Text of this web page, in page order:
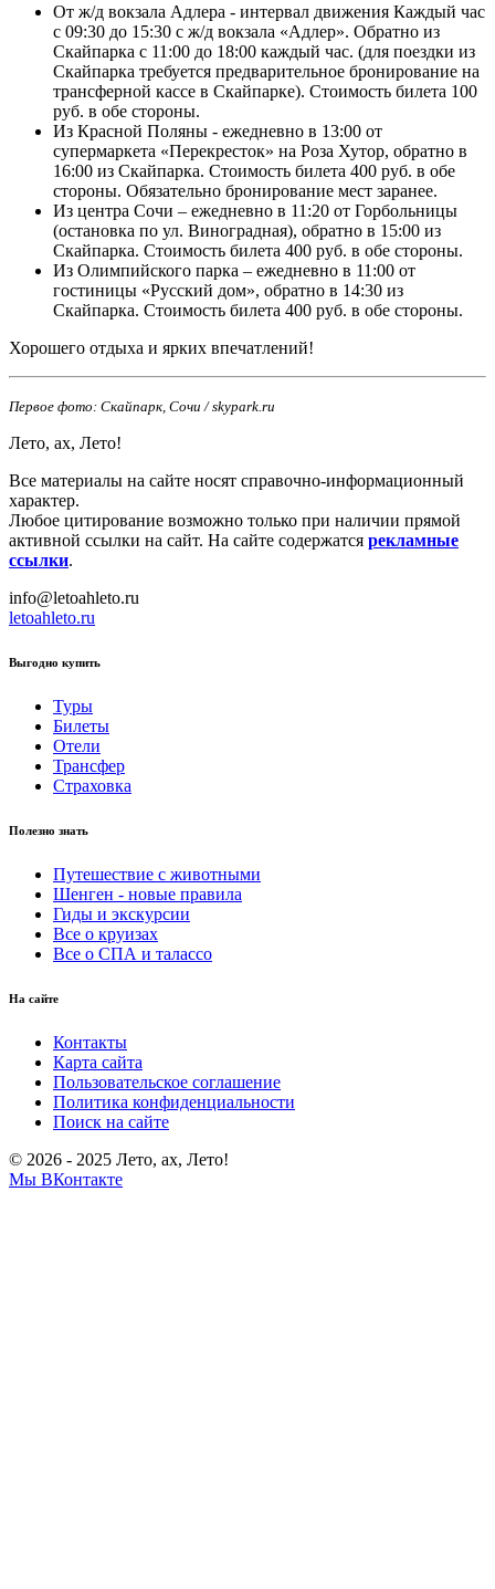
От ж/д вокзала Адлера - интервал движения Каждый час
с 09:30 до 15:30 с ж/д вокзала «Адлер». Обратно из
Скайпарка с 11:00 до 18:00 каждый час. (для поездки из
Скайпарка требуется предварительное бронирование на
трансферной кассе в Скайпарке). Стоимость билета 100
руб. в обе стороны.
Из Красной Поляны - ежедневно в 13:00 от
супермаркета «Перекресток» на Роза Хутор, обратно в
16:00 из Скайпарка. Стоимость билета 400 руб. в обе
стороны. Обязательно бронирование мест заранее.
Из центра Сочи – ежедневно в 11:20 от Горбольницы
(остановка по ул. Виноградная), обратно в 15:00 из
Скайпарка. Стоимость билета 400 руб. в обе стороны.
Из Олимпийского парка – ежедневно в 11:00 от
гостиницы «Русский дом», обратно в 14:30 из
Скайпарка. Стоимость билета 400 руб. в обе стороны.
Хорошего отдыха и ярких впечатлений!
Первое фото: Скайпарк, Сочи / skypark.ru
Лето, ах, Лето!
Все материалы на сайте носят справочно-информационный
характер.
Любое цитирование возможно только при наличии прямой
активной ссылки на сайт. На сайте содержатся рекламные
ссылки.
info@letoahleto.ru
letoahleto.ru
Выгодно купить
Туры
Билеты
Отели
Трансфер
Страховка
Полезно знать
Путешествие с животными
Шенген - новые правила
Гиды и экскурсии
Все о круизах
Все о СПА и талассо
На сайте
Контакты
Карта сайта
Пользовательское соглашение
Политика конфиденциальности
Поиск на сайте
© 2026 - 2025 Лето, ах, Лето!
Мы ВКонтакте